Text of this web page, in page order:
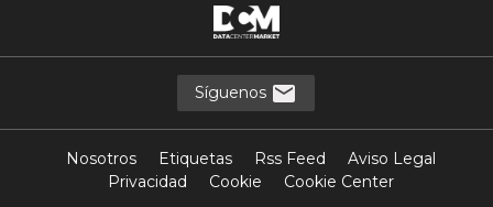
Síguenos
Nosotros Etiquetas Rss Feed
Aviso Legal
Privacidad
Cookie Cookie Center